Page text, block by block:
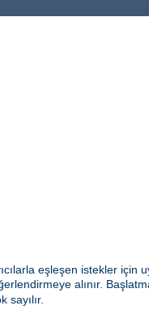
eşleşen istekler için
alınır.